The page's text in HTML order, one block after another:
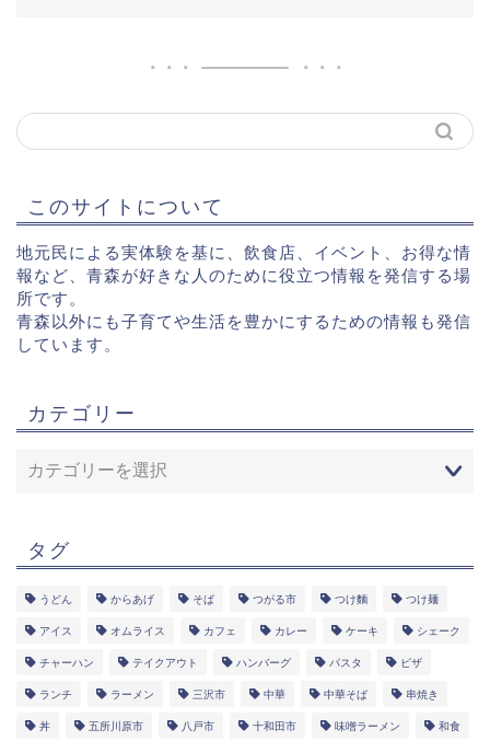
このサイトについて
地元民による実体験を基に、飲食店、イベント、お得な情
報など、青森が好きな人のために役立つ情報を発信する場
所です。
青森以外にも子育てや生活を豊かにするための情報も発信
しています。
カテゴリー
タグ
うどん からあげ そば つがる市 つけ麵 つけ麺
アイス オムライス カフェ カレー ケーキ シェーク
チャーハン テイクアウト ハンバーグ パスタ ピザ
ランチ ラーメン 三沢市 中華 中華そば 串焼き
丼 五所川原市 八戸市 十和田市 味噌ラーメン 和食